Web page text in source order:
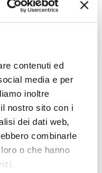
contenuti ed
media e per
inoltre
nostro sito con i
dei dati web,
combinarle
o che hanno